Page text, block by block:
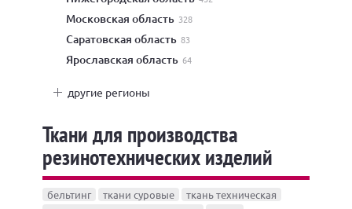
Московская область 328
Саратовская область 83
Ярославская область 64
другие регионы
Ткани для производства
резинотехнических изделий
бельтинг ткани суровые
ткань техническая